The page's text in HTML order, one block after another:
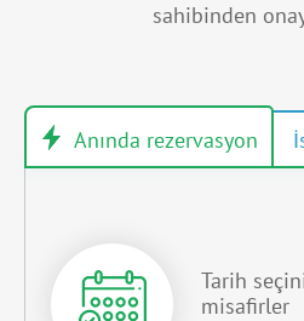
sahibinden
Tarih
misafirler